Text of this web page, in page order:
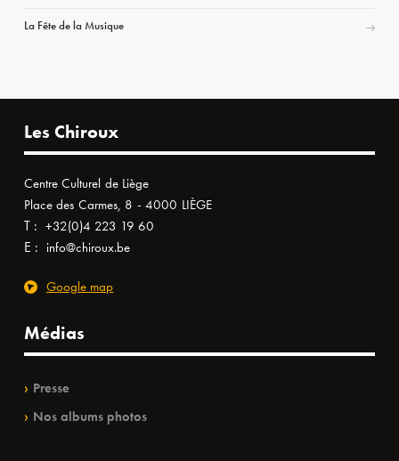
La Fête de la Musique
Les Chiroux
Centre Culturel de Liège
Place des Carmes, 8 - 4000 LIÈGE
T : +32(0)4 223 19 60
E : info@chiroux.be
Google map
Médias
Presse
Nos albums photos